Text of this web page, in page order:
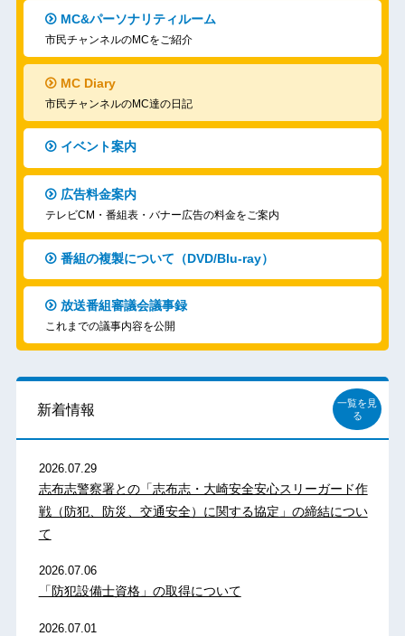
MC&パーソナリティルーム
市民チャンネルのMCをご紹介
MC Diary
市民チャンネルのMC達の日記
イベント案内
広告料金案内
テレビCM・番組表・バナー広告の料金をご案内
番組の複製について（DVD/Blu-ray）
放送番組審議会議事録
これまでの議事内容を公開
新着情報
一覧を見
る
2026.07.29
志布志警察署との「志布志・大崎安全安心スリーガード作
戦（防犯、防災、交通安全）に関する協定」の締結につい
て
2026.07.06
「防犯設備士資格」の取得について
2026.07.01